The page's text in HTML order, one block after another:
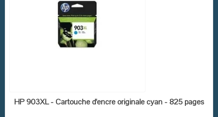
EN STOCK
HP 903XL - Cartouche d'encre originale cyan - 825 pages